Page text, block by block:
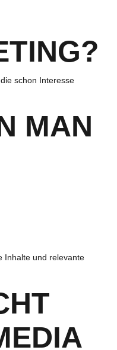
schon Interesse
MAN
Inhalte und relevante